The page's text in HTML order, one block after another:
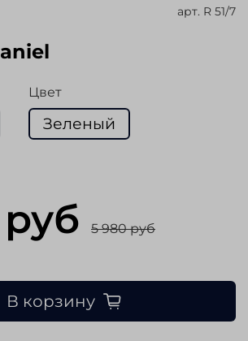
арт. R 51/7
Цвет
Зеленый
5 980 руб
В корзину